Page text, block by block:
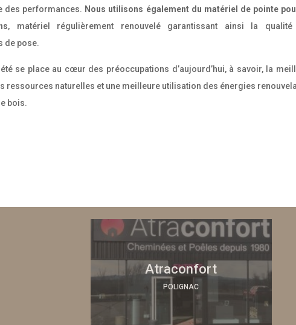
des performances. Nous utilisons également du matériel de pointe
, matériel régulièrement renouvelé garantissant ainsi la qualité
de pose.
se place au cœur des préoccupations d’aujourd’hui, à savoir, la
ressources naturelles et une meilleure utilisation des énergies
bois.
Atraconfort
POLIGNAC